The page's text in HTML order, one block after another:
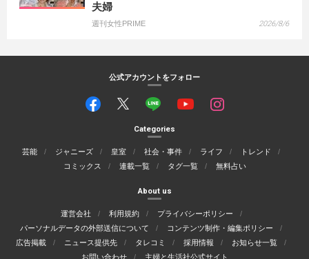
夫婦
週刊女性PRIME 2026/8/6
公式アカウントをフォロー
Categories
芸能 ジャニーズ 皇室 社会・事件 ライフ
トレンド
コミックス
連載一覧 タグ一覧 無料占い
About us
運営会社 利用規約
プライバシーポリシー
パーソナルデータの外部送信について
コンテンツ制作・編集ポリシー
広告掲載
ニュース提供先 タレコミ 採用情報
お知らせ一覧
お問い合わせ
主婦と生活社公式サイト